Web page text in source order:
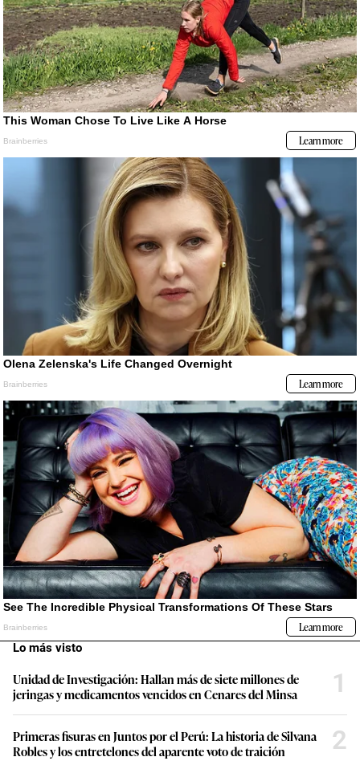
Lo más visto
Unidad de Investigación: Hallan más de siete millones de
jeringas y medicamentos vencidos en Cenares del Minsa
1
Primeras fisuras en Juntos por el Perú: La historia de Silvana
Robles y los entretelones del aparente voto de traición
2